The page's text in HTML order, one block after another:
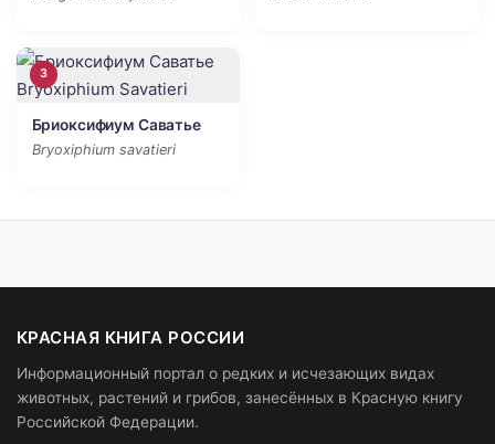
3
Бриоксифиум Саватье
Bryoxiphium savatieri
КРАСНАЯ КНИГА РОССИИ
Информационный портал о редких и исчезающих видах
животных, растений и грибов, занесённых в Красную книгу
Российской Федерации.